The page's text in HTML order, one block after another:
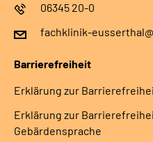
06345 20-0
fachklinik-
Barrierefreiheit
Erklärung zur
Erklärung zur
Gebärdensprache